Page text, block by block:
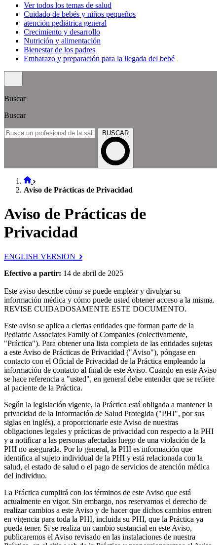
Ver todos los temas de salud
Cuidado de bebés y niños pequeños
atención pediátrica general
Crecimiento y desarrollo
Nutrición y alimentación
Bienestar de los padres
Embarazo y preparación para la llegada del bebé
Buscar
Buscar
BUSCAR
Aviso de Prácticas de Privacidad
Aviso de Prácticas de
Privacidad
ENGLISH VERSION
Efectivo a partir: 14 de abril de 2025
Este aviso describe cómo se puede emplear y divulgar su
información médica y cómo puede usted obtener acceso a la misma.
REVISE CUIDADOSAMENTE ESTE DOCUMENTO.
Este aviso se aplica a ciertas entidades que forman parte de la
Pediatric Associates Family of Companies (colectivamente,
"Práctica"). Para obtener una lista completa de las entidades sujetas
a este Aviso de Prácticas de Privacidad ("Aviso"), póngase en
contacto con el Oficial de Privacidad de la Práctica empleando la
información de contacto al final de este Aviso. Cuando en este Aviso
se hace referencia a "usted", en general debe entender que se refiere
al paciente de la Práctica.
Según la legislación vigente, la Práctica está obligada a mantener la
privacidad de la Información de Salud Protegida ("PHI", por sus
siglas en inglés), a proporcionarle este Aviso de nuestras
obligaciones legales y prácticas de privacidad con respecto a la PHI
y a notificar a las personas afectadas luego de una violación de la
PHI no asegurada. Por lo general, la PHI es información que
identifica al sujeto individual de la PHI y está relacionada con la
salud, el estado de salud o el pago de servicios de atención médica
del individuo.
La Práctica cumplirá con los términos de este Aviso que está
actualmente en vigor. Sin embargo, nos reservamos el derecho de
realizar cambios a este Aviso y de hacer que dichos cambios entren
en vigencia para toda la PHI, incluida su PHI, que la Práctica ya
pueda tener. Si se realiza un cambio sustancial en este Aviso,
publicaremos el Aviso revisado en las instalaciones de nuestra